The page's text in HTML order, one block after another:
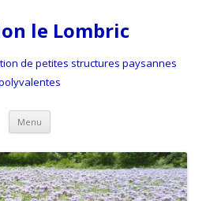
le Lombric
de petites structures paysannes
Menu Aller
contenu